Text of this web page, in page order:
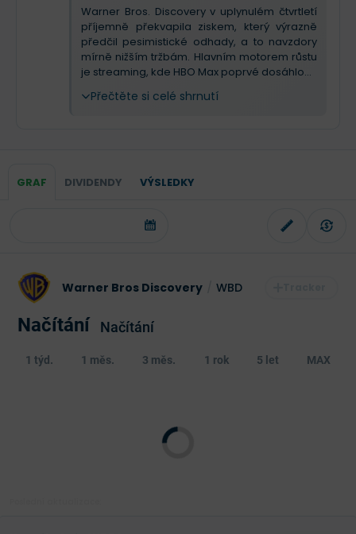
Warner Bros. Discovery v uplynulém čtvrtletí
příjemně překvapila ziskem, který výrazně
předčil pesimistické odhady, a to navzdory
mírně nižším tržbám. Hlavním motorem růstu
je streaming, kde HBO Max poprvé dosáhlo...
Přečtěte si celé shrnutí
GRAF DIVIDENDY VÝSLEDKY
Warner Bros Discovery WBD
Načítání Načítání
1 týd. 1 měs. 3 měs. 1 rok 5 let MAX